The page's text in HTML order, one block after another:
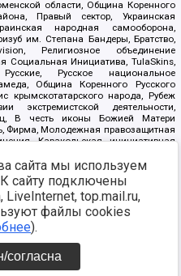
области, Община Коренного
Правый сектор, Украинская
народная самооборона,
им. Степана Бандеры, Братство,
Религиозное объединение
Социальная Инициатива, TulaSkins,
Русское национальное
Община Коренного Русского
крымскотатарского народа, Рубеж
экстремистской деятельности,
В честь иконы Божией Матери
Фирма, Молодежная правозащитная
Каракольская инициативная
Умут, Русская республика Русь,
Нация и свобода, W.H.С., Фалунь
клуб-Новокузнецк/РПК,
с коррупцией, Фонд защиты прав
СССР Прикубанского округа г.
documents/7822/
сайта мы используем
сайту подключены
top.mail.ru,
файлы cookies
).
согласна